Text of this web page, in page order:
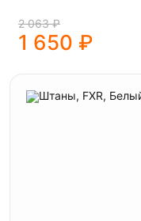
2 063 ₽
1 650 ₽